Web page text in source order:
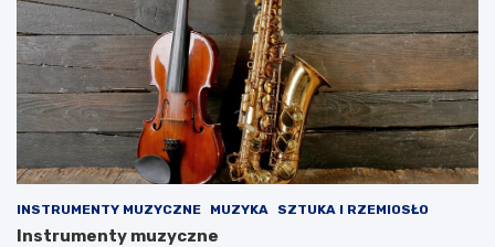
h
m
u
y
INSTRUMENTY MUZYCZNE MUZYKA SZTUKA I RZEMIOSŁO
Instrumenty muzyczne